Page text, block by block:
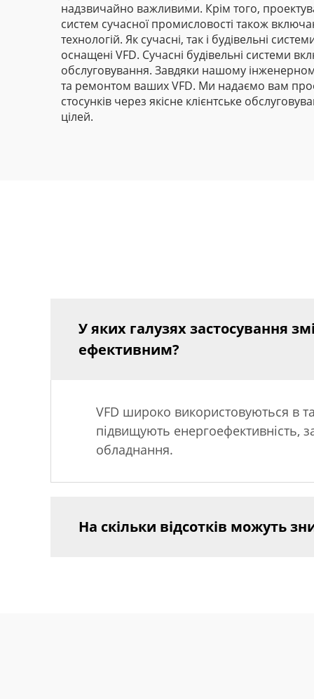
надзвичайно важливими. Крім того,
систем сучасної промисловості також
технологій. Як сучасні, так і будівельні
оснащені VFD. Сучасні будівельні системи
обслуговування. Завдяки нашому
та ремонтом ваших VFD. Ми надаємо вам
стосунків через якісне клієнтське
цілей.
У яких галузях застосування
ефективним?
VFD широко використовуються в
підвищують енергоефективність,
обладнання.
На скільки відсотків можуть